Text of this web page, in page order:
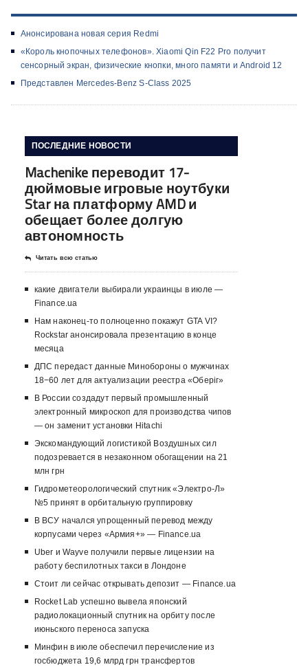
Анонсирована новая серия Redmi
«Король кнопочных телефонов». Xiaomi Qin F22 Pro получит
сенсорный экран, физические кнопки, много памяти и Android 12
Представлен Mercedes-Benz S-Class 2025
ПОСЛЕДНИЕ НОВОСТИ
Machenike переводит 17-
дюймовые игровые ноутбуки
Star на платформу AMD и
обещает более долгую
автономность
Читать всю статью
какие двигатели выбирали украинцы в июле —
Finance.ua
Нам наконец-то полноценно покажут GTA VI?
Rockstar анонсировала презентацию в конце
месяца
ДПС передаст данные Минобороны о мужчинах
18−60 лет для актуализации реестра «Оберіг»
В России создадут первый промышленный
электронный микроскоп для производства чипов
— он заменит установки Hitachi
Экскомандующий логистикой Воздушных сил
подозревается в незаконном обогащении на 21
млн грн
Гидрометеорологический спутник «Электро-Л»
№5 принят в орбитальную группировку
В ВСУ начался упрощенный перевод между
корпусами через «Армия+» — Finance.ua
Uber и Wayve получили первые лицензии на
работу беспилотных такси в Лондоне
Стоит ли сейчас открывать депозит — Finance.ua
Rocket Lab успешно вывела японский
радиолокационный спутник на орбиту после
июньского переноса запуска
Минфин в июле обеспечил перечисление из
госбюджета 19,6 млрд грн трансфертов